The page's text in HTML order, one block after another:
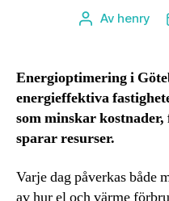
Av henry
Energioptimering i
energieffektiva
som minskar
sparar resurser.
Varje dag påverkas både